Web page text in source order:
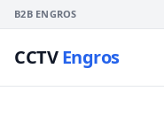
B2B ENGROS
CCTVEngros